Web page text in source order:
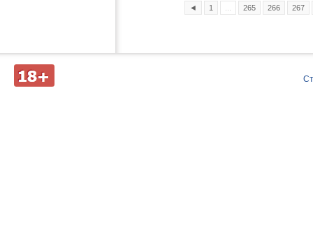
◄ 1 265 266 267